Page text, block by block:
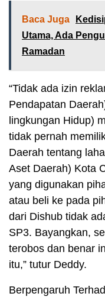
Baca Juga
Utama, Ada
Ramadan
“Tidak ada izin
Pendapatan
lingkungan Hidup)
tidak pernah
Daerah tentang
Aset Daerah) Kota
yang digunakan
atau beli ke pada
dari Dishub tidak
SP3. Bayangkan,
terobos dan benar
itu,” tutur Deddy.
Berpengaruh